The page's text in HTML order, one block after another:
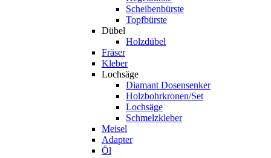
Scheibenbürste
Topfbürste
Dübel
Holzdübel
Fräser
Kleber
Lochsäge
Diamant Dosensenker
Holzbohrkronen/Set
Lochsäge
Schmelzkleber
Meisel
Adapter
Öl